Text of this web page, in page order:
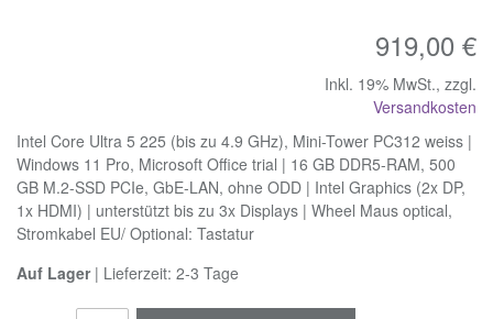
919,00 €
Inkl. 19% MwSt., zzgl.
Versandkosten
Intel Core Ultra 5 225 (bis zu 4.9 GHz), Mini-Tower PC312 weiss |
Windows 11 Pro, Microsoft Office trial | 16 GB DDR5-RAM, 500
GB M.2-SSD PCIe, GbE-LAN, ohne ODD | Intel Graphics (2x DP,
1x HDMI) | unterstützt bis zu 3x Displays | Wheel Maus optical,
Stromkabel EU/ Optional: Tastatur
Auf Lager| Lieferzeit: 2-3 Tage